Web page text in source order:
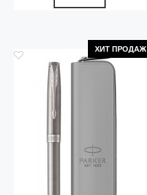
ХИТ ПРОДАЖ